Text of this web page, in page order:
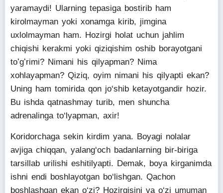
yaramaydi! Ularning tepasiga bostirib ham
kirolmayman yoki xonamga kirib, jimgina
uxlolmayman ham. Hozirgi holat uchun jahlim
chiqishi kerakmi yoki qiziqishim oshib borayotgani
toʻgʻrimi? Nimani his qilyapman? Nima
xohlayapman? Qiziq, oyim nimani his qilyapti ekan?
Uning ham tomirida qon jo‘shib ketayotgandir hozir.
Bu ishda qatnashmay turib, men shuncha
adrenalinga to‘lyapman, axir!
Koridorchaga sekin kirdim yana. Boyagi nolalar
avjiga chiqqan, yalang‘och badanlarning bir-biriga
tarsillab urilishi eshitilyapti. Demak, boya kirganimda
ishni endi boshlayotgan bo‘lishgan. Qachon
boshlashgan ekan o‘zi? Hozirgisini va o‘zi umuman